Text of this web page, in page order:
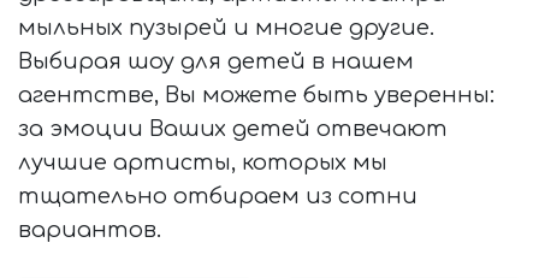
мыльных пузырей и многие другие.
Выбирая шоу для детей в нашем
агентстве, Вы можете быть уверенны:
за эмоции Ваших детей отвечают
лучшие артисты, которых мы
тщательно отбираем из сотни
вариантов.